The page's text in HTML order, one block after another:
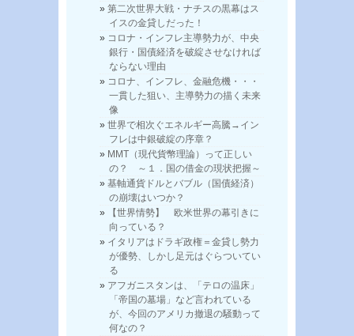
第二次世界大戦・ナチスの黒幕はス
イスの金貸しだった！
コロナ・インフレ主導勢力が、中央
銀行・国債経済を破綻させなければ
ならない理由
コロナ、インフレ、金融危機・・・
一貫した狙い、主導勢力の描く未来
像
世界で相次ぐエネルギー高騰→イン
フレは中銀破綻の序章？
MMT（現代貨幣理論）って正しい
の？ ～１．国の借金の現状把握～
基軸通貨ドルとバブル（国債経済）
の崩壊はいつか？
【世界情勢】 欧米世界の幕引きに
向っている？
イタリアはドラギ政権＝金貸し勢力
が優勢、しかし足元はぐらついてい
る
アフガニスタンは、「テロの温床」
「帝国の墓場」など言われている
が、今回のアメリカ撤退の騒動って
何なの？